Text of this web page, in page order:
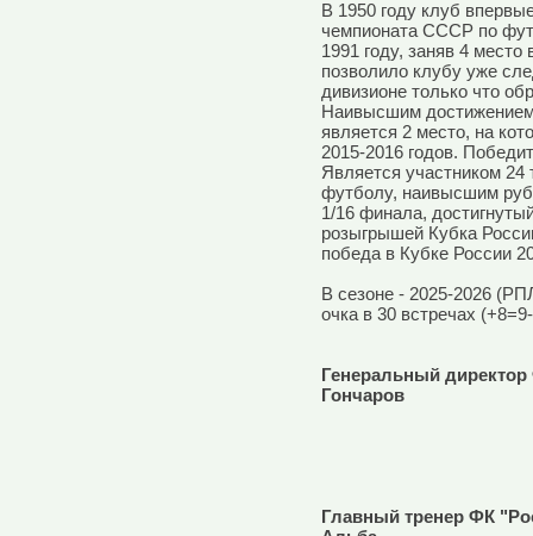
В 1950 году клуб
чемпионата СССР по
1991 году, заняв 4 место
позволило клубу уже
дивизионе только что
Наивысшим
является 2 место, на
2015-2016 годов.
Является участником
футболу, наивысшим
1/16 финала,
розыгрышей Кубка
победа в Кубке России
В сезоне - 2025-2026
очка в 30 встречах
Генеральный
Гончаров
Главный тренер ФК